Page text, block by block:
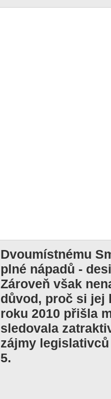
Dvoumístnému
plné nápadů -
Zároveň však
důvod, proč si jej
roku 2010 přišla
sledovala
zájmy
5.